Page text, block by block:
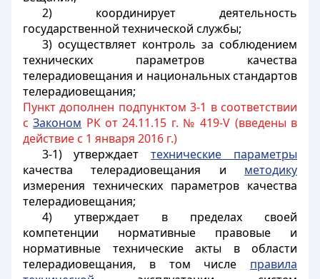
2) координирует деятельность
государственной технической службы;
3) осуществляет контроль за соблюдением
технических параметров качества
телерадиовещания и национальных стандартов
телерадиовещания;
Пункт дополнен подпунктом 3-1 в соответствии
сЗаконом РК от 24.11.15 г. № 419-V (введены в
действие с 1 января 2016 г.)
3-1) утверждаеттехнические параметры
качества телерадиовещания и методику
измерения технических параметров качества
телерадиовещания;
4) утверждает в пределах своей
компетенции нормативные правовые и
нормативные технические акты в области
телерадиовещания, в том числе правила